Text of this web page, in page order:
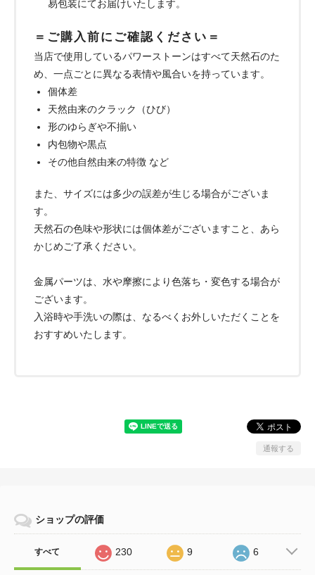
易包装にてお届けいたします。
＝ご購入前にご確認ください＝
当店で使用しているパワーストーンはすべて天然石のた
め、一点ごとに異なる表情や風合いを持っています。
個体差
天然由来のクラック（ひび）
形のゆらぎや不揃い
内包物や黒点
その他自然由来の特徴 など
また、サイズには多少の誤差が生じる場合がございま
す。
天然石の色味や形状には個体差がございますこと、あら
かじめご了承ください。
金属パーツは、水や摩擦により色落ち・変色する場合が
ございます。
入浴時や手洗いの際は、なるべくお外しいただくことを
おすすめいたします。
通報する
ショップの評価
すべて 230 9 6